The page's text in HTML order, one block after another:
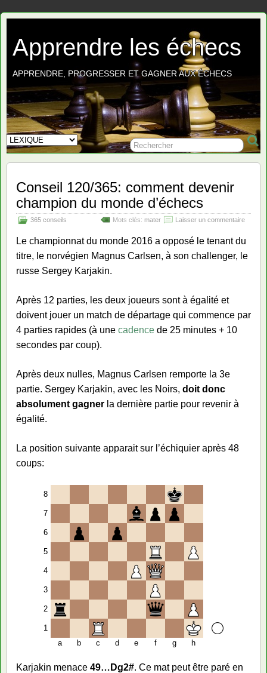
Apprendre les échecs
APPRENDRE, PROGRESSER ET GAGNER AUX ÉCHECS
Conseil 120/365: comment devenir
champion du monde d’échecs
365 conseils Laisser un commentaire
Mots clés: mater
Le championnat du monde 2016 a opposé le tenant du
titre, le norvégien Magnus Carlsen, à son challenger, le
russe Sergey Karjakin.
Après 12 parties, les deux joueurs sont à égalité et
doivent jouer un match de départage qui commence par
4 parties rapides (à une cadence de 25 minutes + 10
secondes par coup).
Après deux nulles, Magnus Carlsen remporte la 3e
partie. Sergey Karjakin, avec les Noirs, doit donc
absolument gagner la dernière partie pour revenir à
égalité.
La position suivante apparait sur l’échiquier après 48
coups:
8
7
6
5
4
3
2
1
a
b c d e f g h
Karjakin menace 49…Dg2#. Ce mat peut être paré en